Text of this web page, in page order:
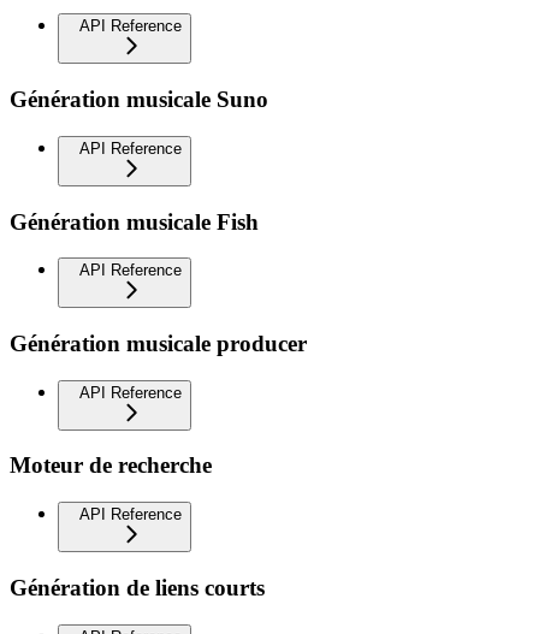
API Reference
Génération musicale Suno
API Reference
Génération musicale Fish
API Reference
Génération musicale producer
API Reference
Moteur de recherche
API Reference
Génération de liens courts